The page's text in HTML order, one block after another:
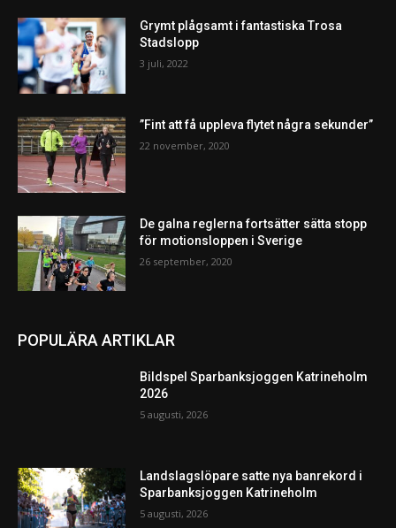
Grymt plågsamt i fantastiska Trosa
Stadslopp
3 juli, 2022
”Fint att få uppleva flytet några sekunder”
22 november, 2020
De galna reglerna fortsätter sätta stopp
för motionsloppen i Sverige
26 september, 2020
POPULÄRA ARTIKLAR
Bildspel Sparbanksjoggen Katrineholm
2026
5 augusti, 2026
Landslagslöpare satte nya banrekord i
Sparbanksjoggen Katrineholm
5 augusti, 2026